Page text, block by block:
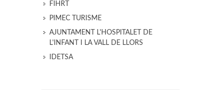
FIHRT
PIMEC TURISME
AJUNTAMENT L'HOSPITALET DE
L'INFANT I LA VALL DE LLORS
IDETSA